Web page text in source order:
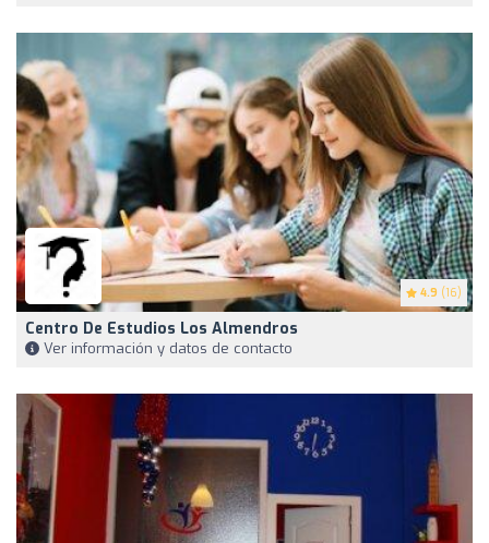
4.9 (16)
Centro De Estudios Los Almendros
Ver información y datos de contacto